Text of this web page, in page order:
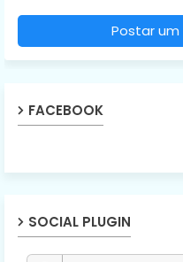
Postar
FACEBOOK
SOCIAL PLUGIN